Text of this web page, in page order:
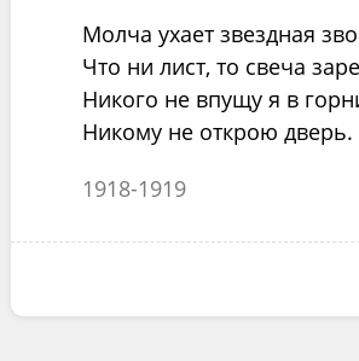
Молча ухает звездная
Что ни лист, то свеча
Никого не впущу я в
Никому не открою дверь.
1918-1919